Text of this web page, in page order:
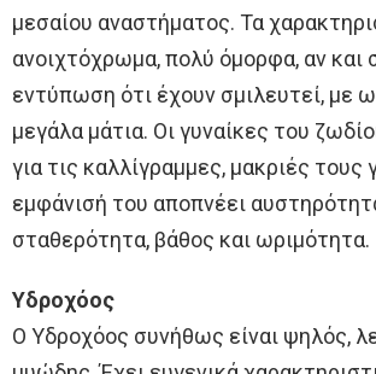
μεσαίου αναστήματος. Τα
ανοιχτόχρωμα, πολύ όμορφα, αν και
εντύπωση ότι έχουν σμιλευτεί, με
μεγάλα μάτια. Οι γυναίκες του
για τις καλλίγραμμες, μακριές τους
εμφάνισή του αποπνέει
σταθερότητα, βάθος και ωριμότητα.
Υδροχόος
Ο Υδροχόος συνήθως είναι ψηλός,